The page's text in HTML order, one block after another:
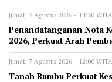
Jumat, 7 Agustus 2026 - 14:30 WITA
Penandatanganan Nota
2026, Perkuat Arah
Jumat, 7 Agustus 2026 - 12:00 WITA
Tanah Bumbu Perkuat